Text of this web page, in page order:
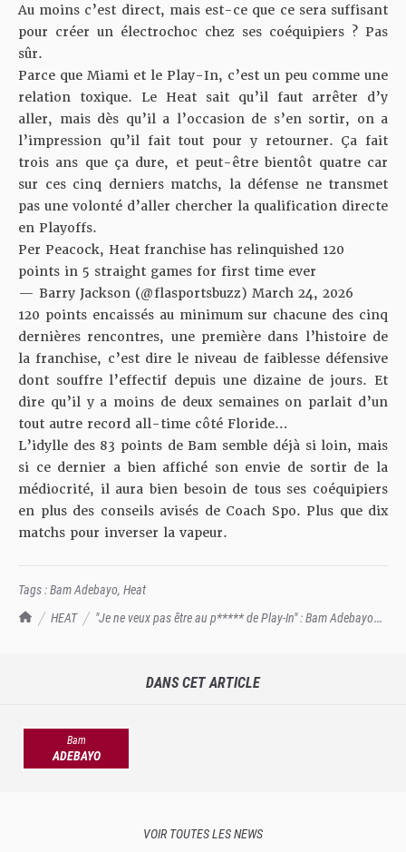
TrashTalk Actu NBA
HEAT
"Je ne veux pas être au p***** de Play-In" : Bam Adebayo
Au moins c’est direct, mais est-ce que ce sera suffisant
pour créer un électrochoc chez ses coéquipiers ? Pas
sûr.
Parce que Miami et le Play-In, c’est un peu comme une
relation toxique. Le Heat sait qu’il faut arrêter d’y
aller, mais dès qu’il a l’occasion de s’en sortir, on a
l’impression qu’il fait tout pour y retourner. Ça fait
trois ans que ça dure, et peut-être bientôt quatre car
sur ces cinq derniers matchs, la défense ne transmet
pas une volonté d’aller chercher la qualification directe
en Playoffs.
Per Peacock, Heat franchise has relinquished 120
points in 5 straight games for first time ever
— Barry Jackson (@flasportsbuzz) March 24, 2026
120 points encaissés au minimum sur chacune des cinq
dernières rencontres, une première dans l’histoire de
la franchise, c’est dire le niveau de faiblesse défensive
dont souffre l’effectif depuis une dizaine de jours. Et
dire qu’il y a moins de deux semaines on parlait d’un
tout autre record all-time côté Floride…
L’idylle des 83 points de Bam semble déjà si loin, mais
si ce dernier a bien affiché son envie de sortir de la
médiocrité, il aura bien besoin de tous ses coéquipiers
en plus des conseils avisés de Coach Spo. Plus que dix
matchs pour inverser la vapeur.
Tags :Bam Adebayo, Heat
DANS CET ARTICLE
Bam
ADEBAYO
VOIR TOUTES LES NEWS